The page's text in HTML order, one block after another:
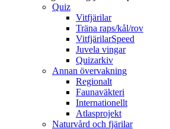
Quiz
Vitfjärilar
Träna raps/kål/rov
VitfjärilarSpeed
Juvela vingar
Quizarkiv
Annan övervakning
Regionalt
Faunaväkteri
Internationellt
Atlasprojekt
Naturvård och fjärilar